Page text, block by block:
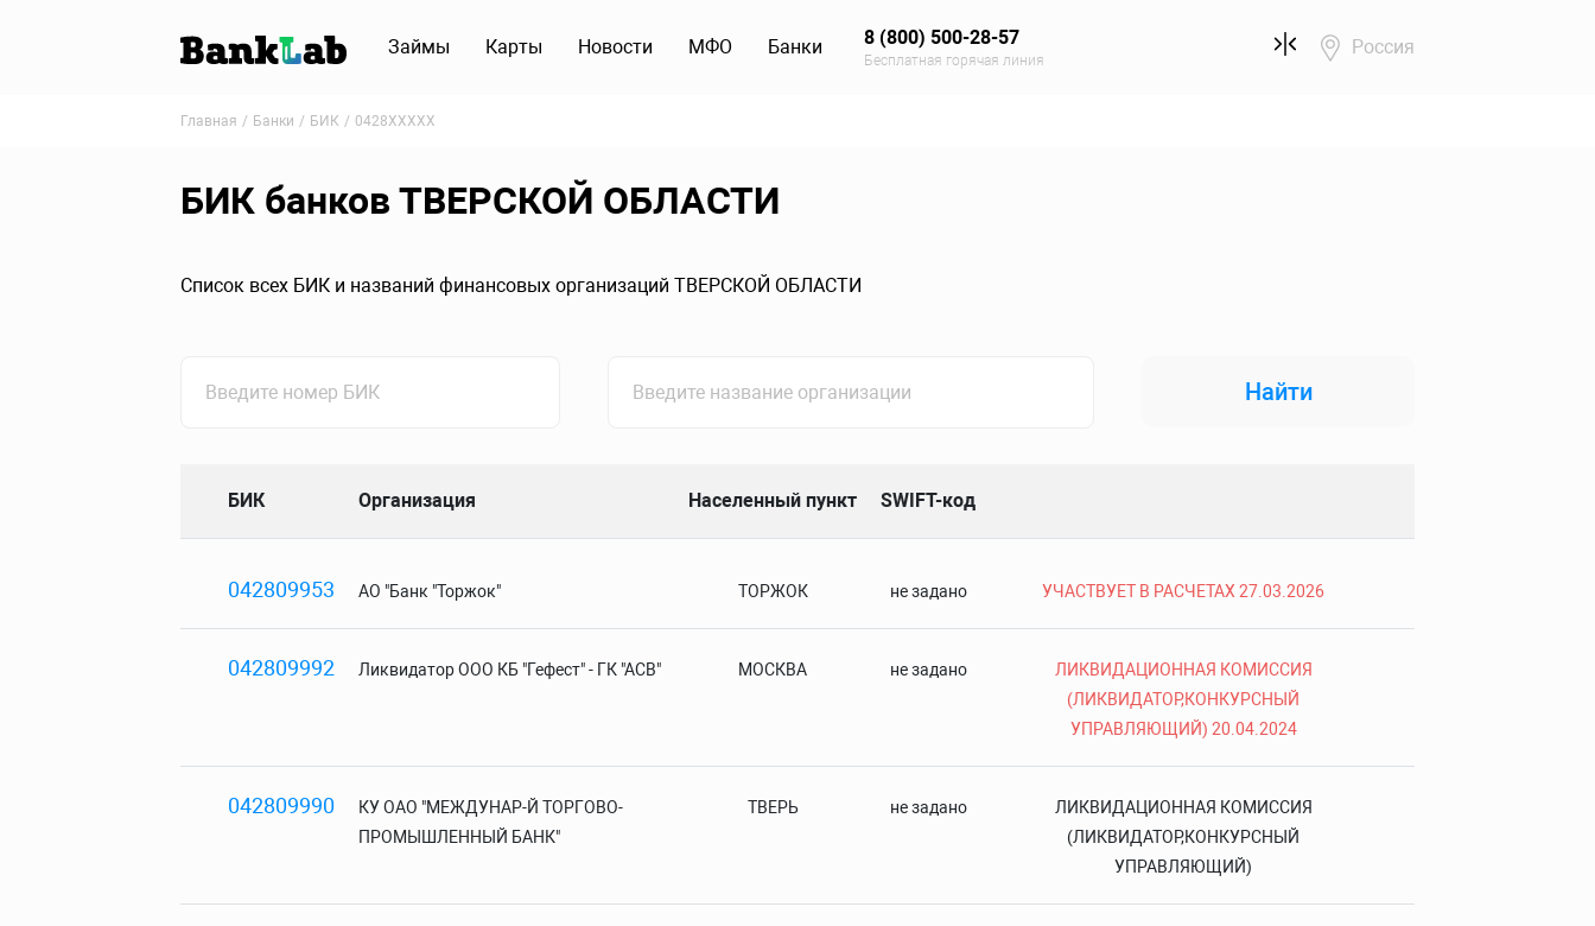
Займы Карты Новости МФО Банки 8 (800) 500-28-57
Бесплатная горячая линия
Россия
Главная Банки БИК 0428XXXXX
БИК банков ТВЕРСКОЙ ОБЛАСТИ
Список всех БИК и названий финансовых организаций ТВЕРСКОЙ ОБЛАСТИ
Найти
БИК Организация Населенный пункт SWIFT-код
042809953 АО "Банк "Торжок" ТОРЖОК не задано УЧАСТВУЕТ В РАСЧЕТАХ 27.03.2026
042809992 Ликвидатор ООО КБ "Гефест" - ГК "АСВ" МОСКВА не задано
ЛИКВИДАЦИОННАЯ КОМИССИЯ
(ЛИКВИДАТОР,КОНКУРСНЫЙ
УПРАВЛЯЮЩИЙ) 20.04.2024
042809990
КУ ОАО "МЕЖДУНАР-Й ТОРГОВО-
ПРОМЫШЛЕННЫЙ БАНК"
ТВЕРЬ не задано
ЛИКВИДАЦИОННАЯ КОМИССИЯ
(ЛИКВИДАТОР,КОНКУРСНЫЙ
УПРАВЛЯЮЩИЙ)